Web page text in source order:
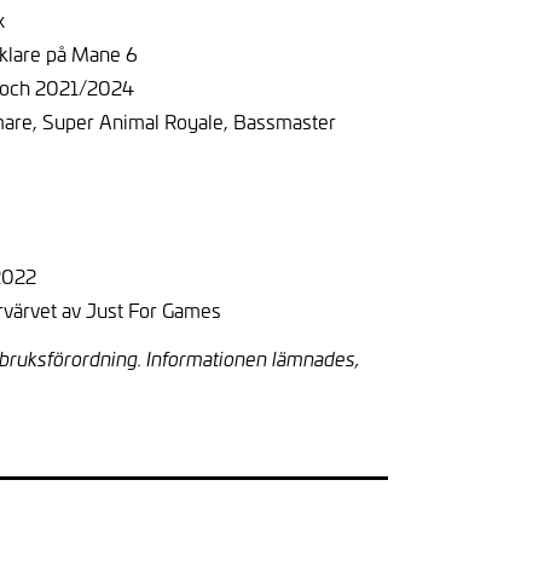
på Mane 6
2021/2024
Super Animal Royale, Bassmaster
av Just For Games
Informationen lämnades,